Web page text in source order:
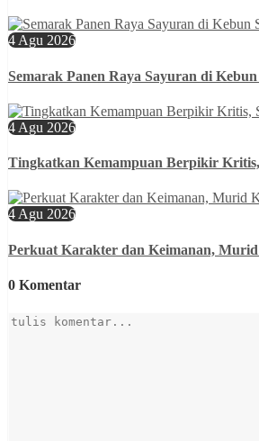
4 Agu 2026
Semarak Panen Raya Sayuran di
4 Agu 2026
Tingkatkan Kemampuan Berpikir
4 Agu 2026
Perkuat Karakter dan Keimanan,
0 Komentar